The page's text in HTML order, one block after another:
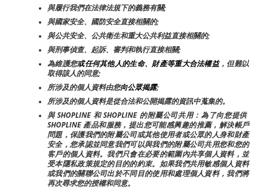
與履行我們在法律法規下的義務有關;
與國家安全、國防安全直接相關的;
與公共安全、公共衛生和重大公共利益直接相關的;
與刑事偵查、起訴、審判和執行直接相關;
為維護您或任何其他人的生命、財產等重大合法權益，但難以
取得該人的同意;
所涉及的個人資料由您向公眾揭露;
所涉及的個人資料是從合法和公開揭露的資訊中蒐集的。
與 SHOPLINE 和 SHOPLINE 的附屬公司共用：為了向您提供
SHOPLINE 產品和服務，提出您可能感興趣的推薦，解決帳戶
問題，保護我們的附屬公司或其他使用者或公眾的人身和財產
安全，您承認並同意我們可以與我們的附屬公司共用您和您的
客戶的個人資料。我們只會在必要的範圍內共享個人資料，並
受本隱私政策規定的目的的約束。如果我們共用敏感個人資料
或我們的關聯公司出於不同目的使用和處理個人資料，我們將
再次尋求您的授權和同意。